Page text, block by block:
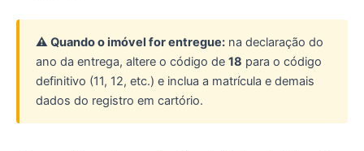
⚠️ Quando o imóvel for entregue: na declaração do
ano da entrega, altere o código de 18 para o código
definitivo (11, 12, etc.) e inclua a matrícula e demais
dados do registro em cartório.